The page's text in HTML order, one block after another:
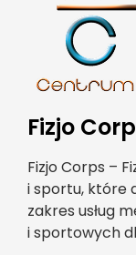
Fizjo
Fizjo Corps –
i sportu, które
zakres usług
i sportowych